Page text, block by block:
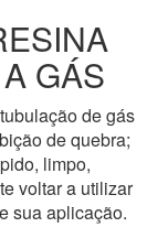
GÁS
de gás
de quebra;
limpo,
voltar a utilizar
sua aplicação.